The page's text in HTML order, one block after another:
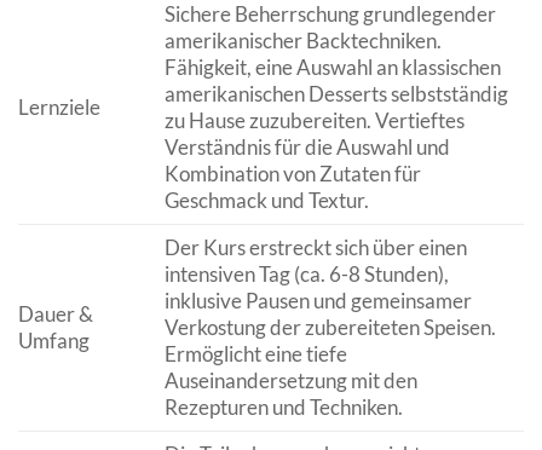
Lernziele
Sichere Beherrschung grundlegender
amerikanischer Backtechniken.
Fähigkeit, eine Auswahl an klassischen
amerikanischen Desserts selbstständig
zu Hause zuzubereiten. Vertieftes
Verständnis für die Auswahl und
Kombination von Zutaten für
Geschmack und Textur.
Dauer &
Umfang
Der Kurs erstreckt sich über einen
intensiven Tag (ca. 6-8 Stunden),
inklusive Pausen und gemeinsamer
Verkostung der zubereiteten Speisen.
Ermöglicht eine tiefe
Auseinandersetzung mit den
Rezepturen und Techniken.